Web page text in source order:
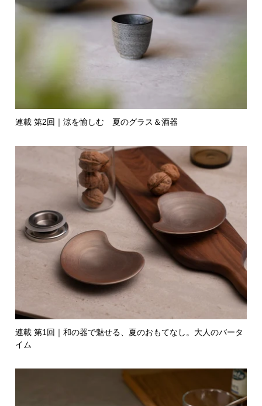
連載 第2回｜涼を愉しむ 夏のグラス＆酒器
連載 第1回｜和の器で魅せる、夏のおもてなし。大人のバータ
イム